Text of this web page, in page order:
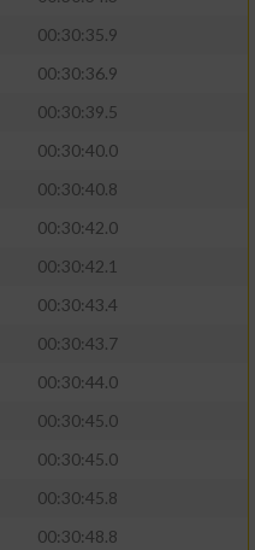
00:30:35.9
00:30:36.9
00:30:39.5
00:30:40.0
00:30:40.8
00:30:42.0
00:30:42.1
00:30:43.4
00:30:43.7
00:30:44.0
00:30:45.0
00:30:45.0
00:30:45.8
00:30:48.8